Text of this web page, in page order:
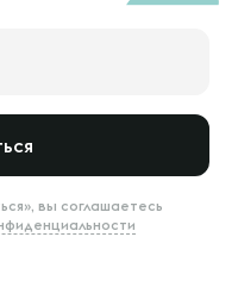
вы соглашаетесь